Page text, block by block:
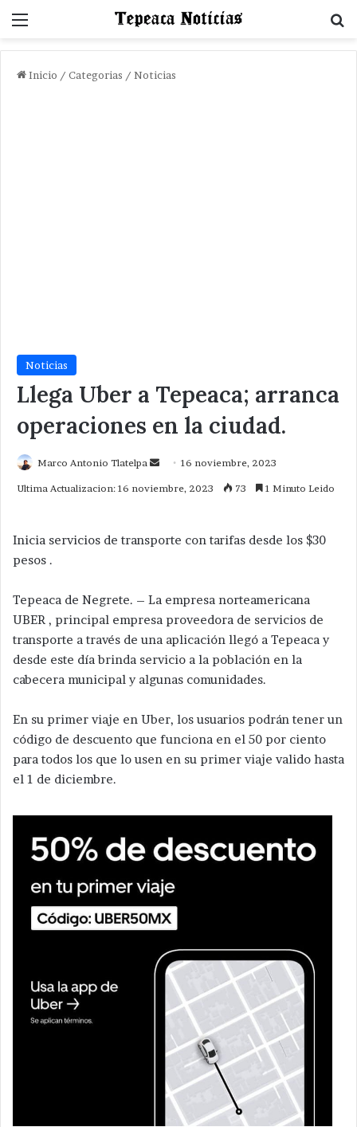
Menu
Inicio / Categorias / Noticias
Noticias
Llega Uber a Tepeaca; arranca
operaciones en la ciudad.
Marco Antonio Tlatelpa
Send16 noviembre, 2023
Ultima Actualizacion: 16 noviembre, 2023 73 1 Minuto Leido
Inicia servicios de transporte con tarifas desde los $30
pesos .
Tepeaca de Negrete. – La empresa norteamericana
UBER , principal empresa proveedora de servicios de
transporte a través de una aplicación llegó a Tepeaca y
desde este día brinda servicio a la población en la
cabecera municipal y algunas comunidades.
En su primer viaje en Uber, los usuarios podrán tener un
código de descuento que funciona en el 50 por ciento
para todos los que lo usen en su primer viaje valido hasta
el 1 de diciembre.